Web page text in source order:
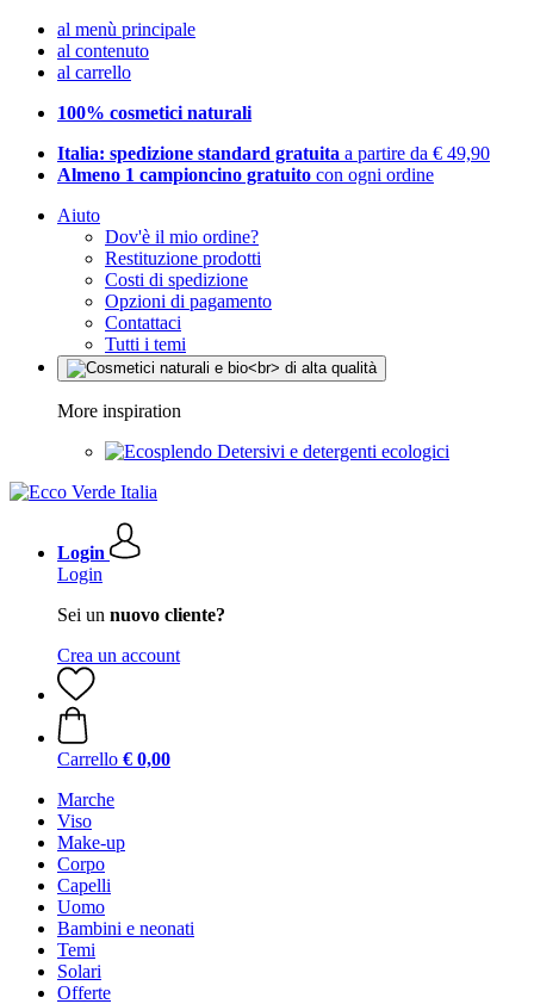
al menù principale
al contenuto
al carrello
100% cosmetici naturali
Italia: spedizione standard gratuita a partire da € 49,90
Almeno 1 campioncino gratuito con ogni ordine
Aiuto
Dov'è il mio ordine?
Restituzione prodotti
Costi di spedizione
Opzioni di pagamento
Contattaci
Tutti i temi
More inspiration
Detersivi e detergenti ecologici
Login
Login
Sei un nuovo cliente?
Crea un account
Carrello € 0,00
Marche
Viso
Make-up
Corpo
Capelli
Uomo
Bambini e neonati
Temi
Solari
Offerte